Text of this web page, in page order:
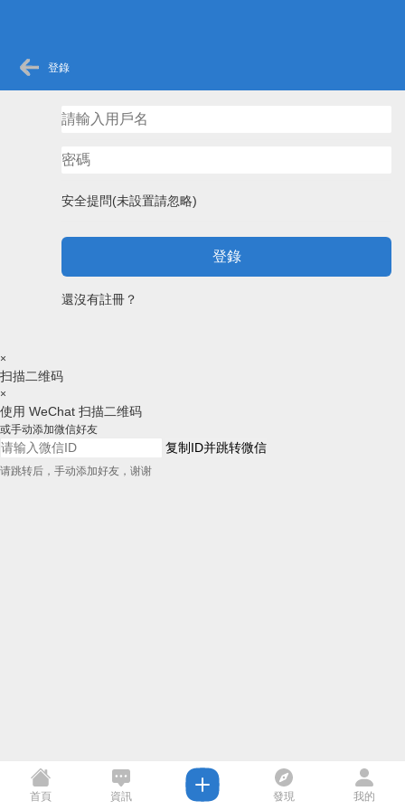
登錄
安全提問(未設置請忽略)
登錄
還沒有註冊？
×
扫描二维码
×
使用 WeChat 扫描二维码
或手动添加微信好友
复制ID并跳转微信
请跳转后，手动添加好友，谢谢
首頁 資訊 發現 我的